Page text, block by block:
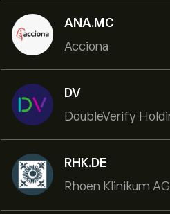
ANA.MC
Acciona
DV
RHK.DE
Rhoen Klinikum AG